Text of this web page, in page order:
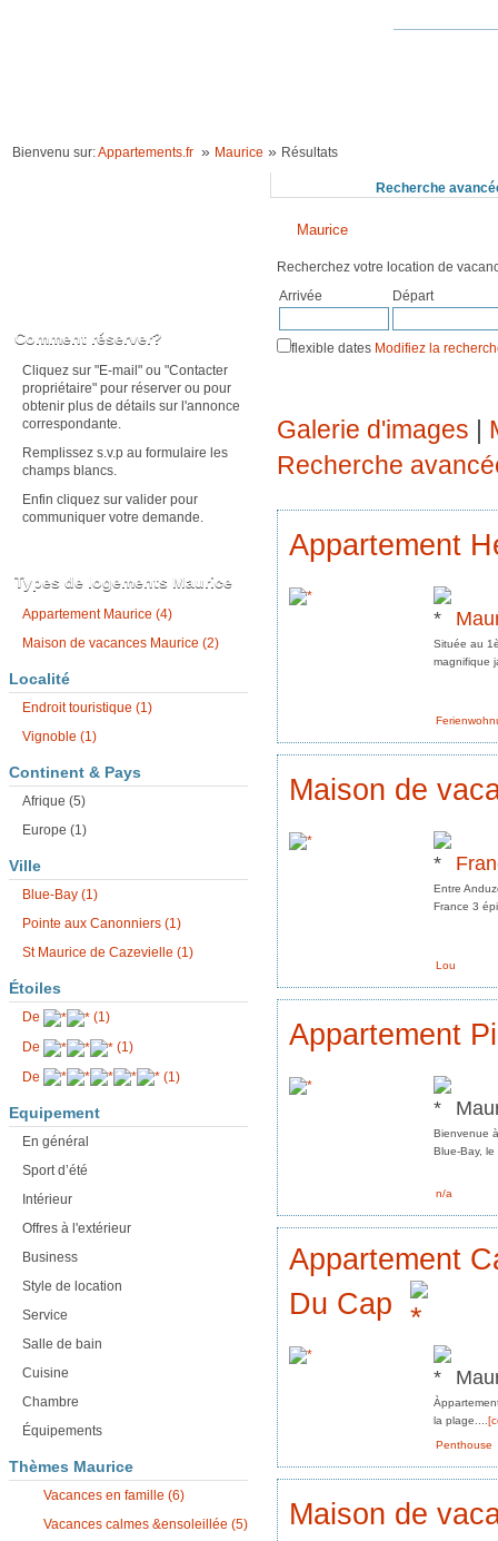
Bienvenu sur:Appartements.fr » Maurice » Résultats
Comment réserver?
Cliquez sur "E-mail" ou "Contacter
propriétaire" pour réserver ou pour
obtenir plus de détails sur l'annonce
correspondante.
Remplissez s.v.p au formulaire les
champs blancs.
Enfin cliquez sur valider pour
communiquer votre demande.
Types de logements Maurice
Appartement Maurice (4)
Maison de vacances Maurice (2)
Localité
Endroit touristique (1)
Vignoble (1)
Continent & Pays
Afrique (5)
Europe (1)
Ville
Blue-Bay (1)
Pointe aux Canonniers (1)
St Maurice de Cazevielle (1)
Étoiles
De
(1)
De
(1)
De
(1)
Equipement
En général
Sport d’été
Intérieur
Offres à l'extérieur
Business
Style de location
Service
Salle de bain
Cuisine
Chambre
Équipements
Thèmes Maurice
Vacances en famille (6)
Vacances calmes &ensoleillée (5)
Recherche
Maurice
Recherchez votre location de
Arrivée
Départ
flexible dates Modifiez la
Galerie d'images |
Recherche
Appartement
Située au
magnifique
Maison de
Entre
France 3
Lou
Appartement
Bienvenue
Blue-Bay,
n/a
Appartement
Du Cap
la plage....
Penthouse
Maison de